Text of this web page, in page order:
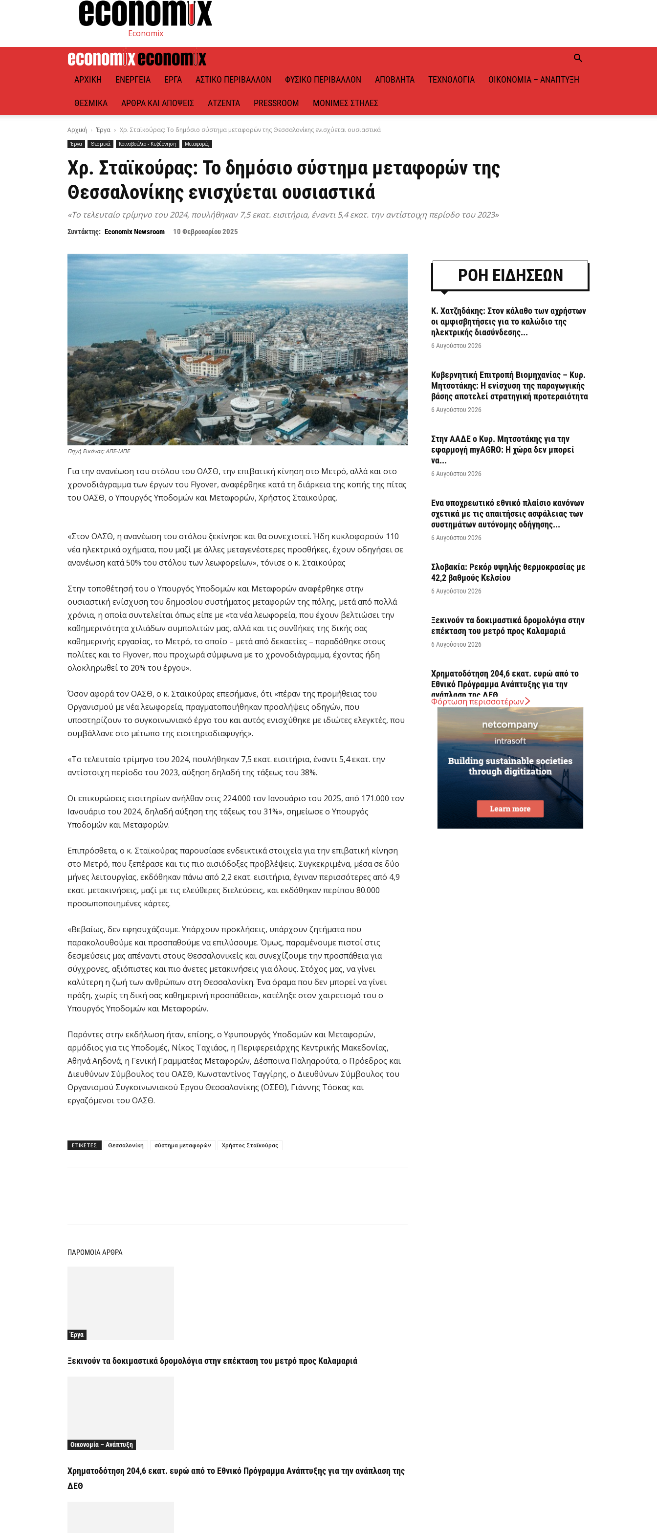
Economix
ΑΡΧΙΚΉ ΕΝΈΡΓΕΙΑ ΈΡΓΑ ΑΣΤΙΚΌ ΠΕΡΙΒΆΛΛΟΝ ΦΥΣΙΚΌ ΠΕΡΙΒΆΛΛΟΝ ΑΠΌΒΛΗΤΑ ΤΕΧΝΟΛΟΓΊΑ ΟΙΚΟΝΟΜΊΑ – ΑΝΆΠΤΥΞΗ
ΘΕΣΜΙΚΆ ΆΡΘΡΑ ΚΑΙ ΑΠΌΨΕΙΣ ΑΤΖΈΝΤΑ PRESSROOM ΜΌΝΙΜΕΣ ΣΤΉΛΕΣ
Αρχική Έργα Χρ. Σταϊκούρας: Το δημόσιο σύστημα μεταφορών της Θεσσαλονίκης ενισχύεται ουσιαστικά
Έργα Θεσμικά Κοινοβούλιο - Κυβέρνηση Μεταφορές
Χρ. Σταϊκούρας: Το δημόσιο σύστημα μεταφορών της
Θεσσαλονίκης ενισχύεται ουσιαστικά
«Το τελευταίο τρίμηνο του 2024, πουλήθηκαν 7,5 εκατ. εισιτήρια, έναντι 5,4 εκατ. την αντίστοιχη περίοδο του 2023»
Συντάκτης: Economix Newsroom 10 Φεβρουαρίου 2025
Πηγή Εικόνας: ΑΠΕ-ΜΠΕ
Για την ανανέωση του στόλου του ΟΑΣΘ, την επιβατική κίνηση στο Μετρό, αλλά και στο
χρονοδιάγραμμα των έργων του Flyover, αναφέρθηκε κατά τη διάρκεια της κοπής της πίτας
του ΟΑΣΘ, ο Υπουργός Υποδομών και Μεταφορών, Χρήστος Σταϊκούρας.
«Στον ΟΑΣΘ, η ανανέωση του στόλου ξεκίνησε και θα συνεχιστεί. Ήδη κυκλοφορούν 110
νέα ηλεκτρικά οχήματα, που μαζί με άλλες μεταγενέστερες προσθήκες, έχουν οδηγήσει σε
ανανέωση κατά 50% του στόλου των λεωφορείων», τόνισε ο κ. Σταϊκούρας
Στην τοποθέτησή του ο Υπουργός Υποδομών και Μεταφορών αναφέρθηκε στην
ουσιαστική ενίσχυση του δημοσίου συστήματος μεταφορών της πόλης, μετά από πολλά
χρόνια, η οποία συντελείται όπως είπε με «τα νέα λεωφορεία, που έχουν βελτιώσει την
καθημερινότητα χιλιάδων συμπολιτών μας, αλλά και τις συνθήκες της δικής σας
καθημερινής εργασίας, το Μετρό, το οποίο – μετά από δεκαετίες – παραδόθηκε στους
πολίτες και το Flyover, που προχωρά σύμφωνα με το χρονοδιάγραμμα, έχοντας ήδη
ολοκληρωθεί το 20% του έργου».
Όσον αφορά τον ΟΑΣΘ, ο κ. Σταϊκούρας επεσήμανε, ότι «πέραν της προμήθειας του
Οργανισμού με νέα λεωφορεία, πραγματοποιήθηκαν προσλήψεις οδηγών, που
υποστηρίζουν το συγκοινωνιακό έργο του και αυτός ενισχύθηκε με ιδιώτες ελεγκτές, που
συμβάλλανε στο μέτωπο της εισιτηριοδιαφυγής».
«Το τελευταίο τρίμηνο του 2024, πουλήθηκαν 7,5 εκατ. εισιτήρια, έναντι 5,4 εκατ. την
αντίστοιχη περίοδο του 2023, αύξηση δηλαδή της τάξεως του 38%.
Οι επικυρώσεις εισιτηρίων ανήλθαν στις 224.000 τον Ιανουάριο του 2025, από 171.000 τον
Ιανουάριο του 2024, δηλαδή αύξηση της τάξεως του 31%», σημείωσε ο Υπουργός
Υποδομών και Μεταφορών.
Επιπρόσθετα, ο κ. Σταϊκούρας παρουσίασε ενδεικτικά στοιχεία για την επιβατική κίνηση
στο Μετρό, που ξεπέρασε και τις πιο αισιόδοξες προβλέψεις. Συγκεκριμένα, μέσα σε δύο
μήνες λειτουργίας, εκδόθηκαν πάνω από 2,2 εκατ. εισιτήρια, έγιναν περισσότερες από 4,9
εκατ. μετακινήσεις, μαζί με τις ελεύθερες διελεύσεις, και εκδόθηκαν περίπου 80.000
προσωποποιημένες κάρτες.
«Βεβαίως, δεν εφησυχάζουμε. Υπάρχουν προκλήσεις, υπάρχουν ζητήματα που
παρακολουθούμε και προσπαθούμε να επιλύσουμε. Όμως, παραμένουμε πιστοί στις
δεσμεύσεις μας απέναντι στους Θεσσαλονικείς και συνεχίζουμε την προσπάθεια για
σύγχρονες, αξιόπιστες και πιο άνετες μετακινήσεις για όλους. Στόχος μας, να γίνει
καλύτερη η ζωή των ανθρώπων στη Θεσσαλονίκη. Ένα όραμα που δεν μπορεί να γίνει
πράξη, χωρίς τη δική σας καθημερινή προσπάθεια», κατέληξε στον χαιρετισμό του ο
Υπουργός Υποδομών και Μεταφορών.
Παρόντες στην εκδήλωση ήταν, επίσης, ο Υφυπουργός Υποδομών και Μεταφορών,
αρμόδιος για τις Υποδομές, Νίκος Ταχιάος, η Περιφερειάρχης Κεντρικής Μακεδονίας,
Αθηνά Αηδονά, η Γενική Γραμματέας Μεταφορών, Δέσποινα Παληαρούτα, ο Πρόεδρος και
Διευθύνων Σύμβουλος του ΟΑΣΘ, Κωνσταντίνος Ταγγίρης, ο Διευθύνων Σύμβουλος του
Οργανισμού Συγκοινωνιακού Έργου Θεσσαλονίκης (ΟΣΕΘ), Γιάννης Τόσκας και
εργαζόμενοι του ΟΑΣΘ.
ΕΤΙΚΕΤΕΣ Θεσσαλονίκη σύστημα μεταφορών Χρήστος Σταϊκούρας
ΠΑΡΟΜΟΙΑ ΑΡΘΡΑ
Έργα
Ξεκινούν τα δοκιμαστικά δρομολόγια στην επέκταση του μετρό προς Καλαμαριά
Οικονομία – Ανάπτυξη
Χρηματοδότηση 204,6 εκατ. ευρώ από το Εθνικό Πρόγραμμα Ανάπτυξης για την ανάπλαση της
ΔΕΘ
ΡΟΗ ΕΙΔΗΣΕΩΝ
Κ. Χατζηδάκης: Στον κάλαθο των αχρήστων
οι αμφισβητήσεις για το καλώδιο της
ηλεκτρικής διασύνδεσης...
6 Αυγούστου 2026
Κυβερνητική Επιτροπή Βιομηχανίας – Κυρ.
Μητσοτάκης: Η ενίσχυση της παραγωγικής
βάσης αποτελεί στρατηγική προτεραιότητα
6 Αυγούστου 2026
Στην ΑΑΔΕ ο Κυρ. Μητσοτάκης για την
εφαρμογή myAGRO: Η χώρα δεν μπορεί
να...
6 Αυγούστου 2026
Ένα υποχρεωτικό εθνικό πλαίσιο κανόνων
σχετικά με τις απαιτήσεις ασφάλειας των
συστημάτων αυτόνομης οδήγησης...
6 Αυγούστου 2026
Σλοβακία: Ρεκόρ υψηλής θερμοκρασίας με
42,2 βαθμούς Κελσίου
6 Αυγούστου 2026
Ξεκινούν τα δοκιμαστικά δρομολόγια στην
επέκταση του μετρό προς Καλαμαριά
6 Αυγούστου 2026
Χρηματοδότηση 204,6 εκατ. ευρώ από το
Εθνικό Πρόγραμμα Ανάπτυξης για την
ανάπλαση της ΔΕΘ
6 Αυγούστου 2026
ΟΠΕΚΑ: Αύριο η δεύτερη πληρωμή των
δικαιούχων του Λογαριασμού Αγροτικής
Εστίας
6 Αυγούστου 2026
CrediaBank: Στα 53,6 εκατ. ευρώ τα
επαναλαμβανόμενα λειτουργικά κέρδη
Φόρτωση περισσοτέρων